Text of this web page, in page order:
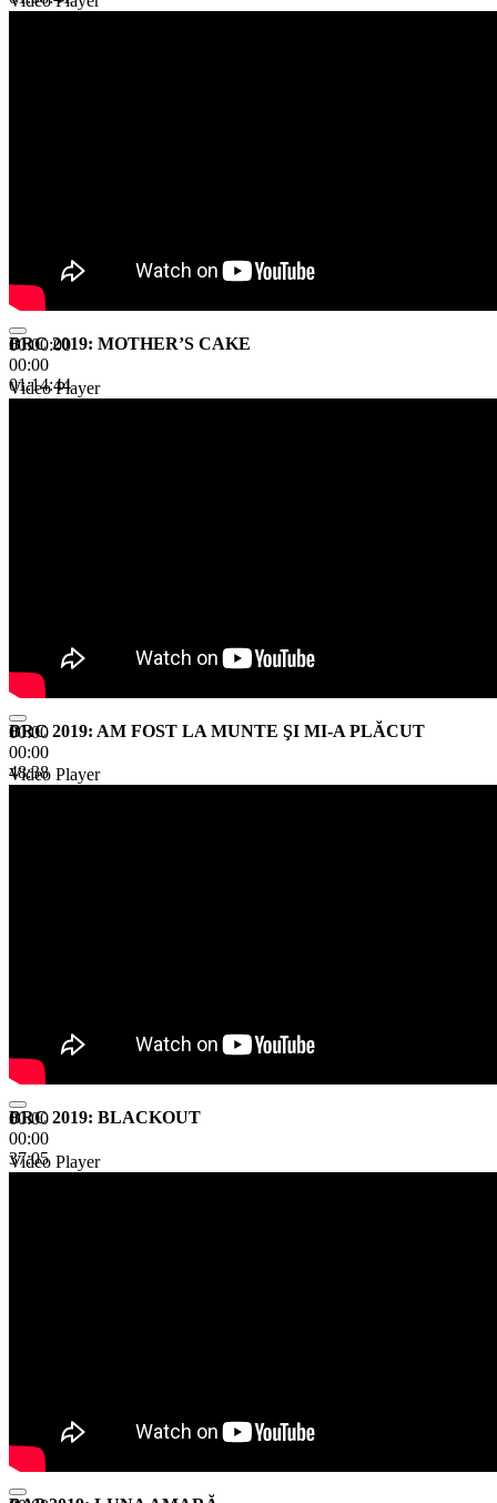
00:00:00
00:00
01:14:44
BRC 2019: MOTHER’S CAKE
Video Player
00:00
00:00
48:38
BRC 2019: AM FOST LA MUNTE ŞI MI-A PLĂCUT
Video Player
00:00
00:00
37:05
BRC 2019: BLACKOUT
Video Player